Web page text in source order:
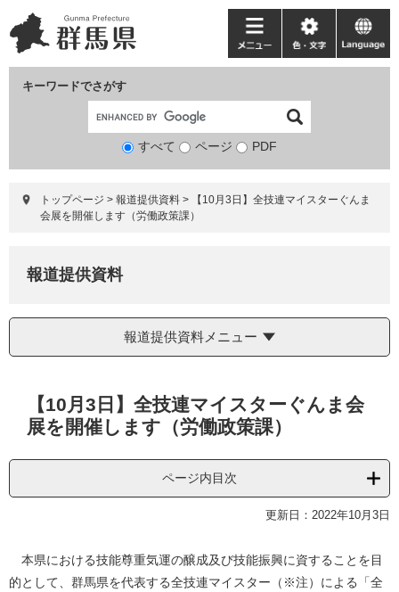
ー
ジ
ニ
ュ
て
キーワードでさがす
検
象
すべて ページ PDF
メ
ニ
ー
色・
文
language
トップページ > 報道提供資料 >
【10月3日】全技連マイスターぐんま
会展を開催します（労働政策課）
報道提供資料
報道提供資料メニュー
【10月3日】全技連マイスターぐんま会
展を開催します（労働政策課）
ページ内目次
更新日：2022年10月3日
本県における技能尊重気運の醸成及び技能振興に資することを目
的として、群馬県を代表する全技連マイスター（※注）による「全